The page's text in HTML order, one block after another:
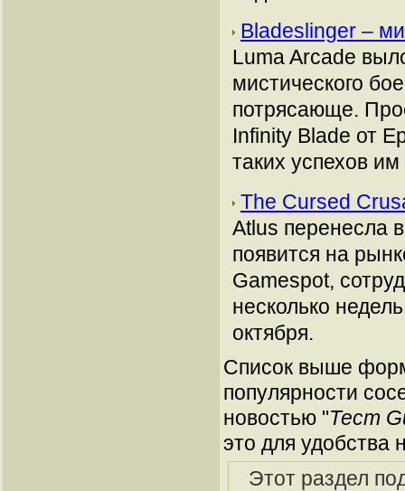
Bladeslinger –
Luma Arcade
мистического
потрясающе.
Infinity Blade от
таких успехов
The Cursed
Atlus перенесла
появится на
Gamespot,
несколько
октября.
Список выше
популярности
новостью "Тест
это для удобства
Этот раздел